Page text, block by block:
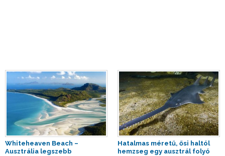
Whiteheaven Beach –
Ausztrália legszebb
Hatalmas méretű, ősi haltól
hemzseg egy ausztrál folyó